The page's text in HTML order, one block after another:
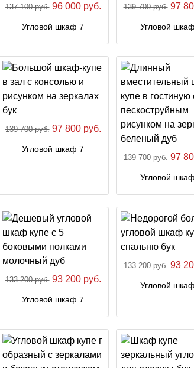
137 100 руб.96 000 руб.
Угловой шкаф 7
139 700 руб.97
Угловой
139 700 руб.97 800 руб.
Угловой шкаф 7
139 700 руб.97
Угловой
133 200 руб.93 200 руб.
Угловой шкаф 7
133 200 руб.93
Угловой